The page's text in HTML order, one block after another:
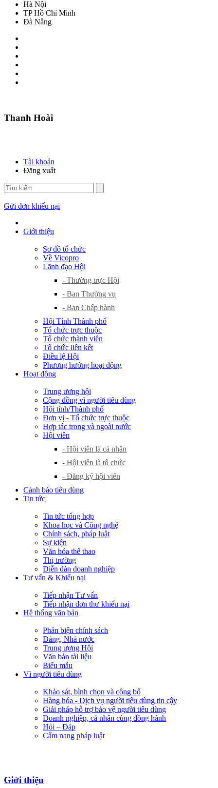
Hà Nội
TP Hồ Chí Minh
Đà Nẵng
Thanh Hoài
Tài khoản
Đăng xuất
Gửi đơn khiếu nại
Giới thiệu
Sơ đồ tổ chức
Về Vicopro
Lãnh đạo Hội
- Thường trực Hội
- Ban Thường vụ
- Ban Chấp hành
Hội Tỉnh Thành phố
Tổ chức trực thuộc
Tổ chức thành viên
Tổ chức liên kết
Điều lệ Hội
Phương hướng hoạt động
Hoạt động
Trung ương hội
Cộng đồng vì người tiêu dùng
Hội tỉnh/Thành phố
Đơn vị - Tổ chức trực thuộc
Hợp tác trong và ngoài nước
Hội viên
- Hội viên là cá nhân
- Hội viên là tổ chức
- Đăng ký hội viên
Cảnh báo tiêu dùng
Tin tức
Tin tức tổng hợp
Khoa học và Công nghệ
Chính sách, pháp luật
Sự kiện
Văn hóa thể thao
Thị trường
Diễn đàn doanh nghiệp
Tư vấn & Khiếu nại
Tiếp nhận Tư vấn
Tiếp nhận đơn thư khiếu nại
Hệ thống văn bản
Phản biện chính sách
Đảng, Nhà nước
Trung ương Hội
Văn bản tài liệu
Biểu mẫu
Vì người tiêu dùng
Khảo sát, bình chọn và công bố
Hàng hóa - Dịch vụ người tiêu dùng tin cậy
Giải pháp hỗ trợ bảo vệ người tiêu dùng
Doanh nghiệp, cá nhân cùng đồng hành
Hỏi – Đáp
Cẩm nang pháp luật
Giới thiệu